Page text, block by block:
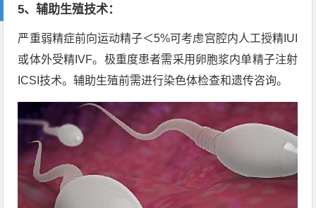
5、辅助生殖技术：
严重弱精症前向运动精子＜5%可考虑宫腔内人工授精IUI
或体外受精IVF。极重度患者需采用卵胞浆内单精子注射
ICSI技术。辅助生殖前需进行染色体检查和遗传咨询。